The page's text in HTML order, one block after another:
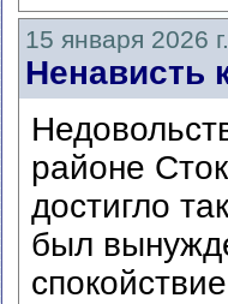
15 января 2026 г.
Ненависть
районе
достигло
был